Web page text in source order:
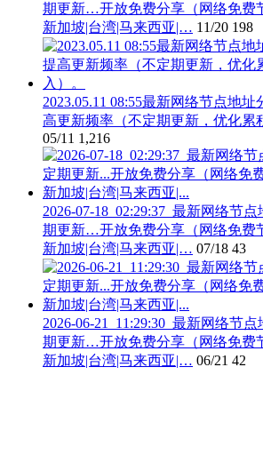
期更新…开放免费分享（网络免费
新加坡|台湾|马来西亚|… 11/20 198
2023.05.11 08:55最新网络节点地
高更新频率（不定期更新，优化累
05/11 1,216
2026-07-18_02:29:37_最新网络节
期更新…开放免费分享（网络免费
新加坡|台湾|马来西亚|… 07/18 43
2026-06-21_11:29:30_最新网络节
期更新…开放免费分享（网络免费
新加坡|台湾|马来西亚|… 06/21 42